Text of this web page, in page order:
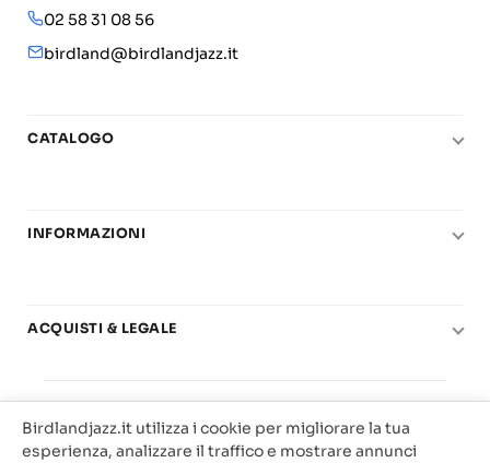
02 58 31 08 56
birdland@birdlandjazz.it
CATALOGO
Chitarra
Basi play-along
Offerte
INFORMAZIONI
Carta del Docente
ACQUISTI & LEGALE
Privacy & Cookie
Birdland Milano. P.Iva 12093700156
Web Agency Milano
Birdlandjazz.it utilizza i cookie per migliorare la tua
esperienza, analizzare il traffico e mostrare annunci